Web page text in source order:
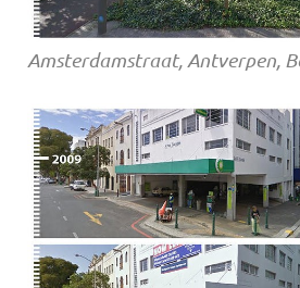
Amsterdamstraat, Antverpen,